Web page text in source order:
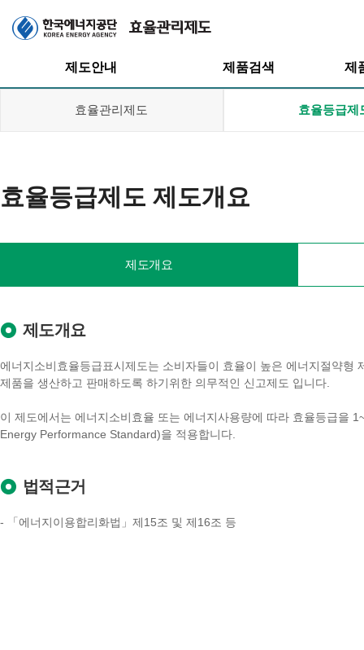
제도안내
효율관리제도
제품검색
효율등급제도
제
효율관리제도 효율등급제
효율등급제도 제도개요
제도개요
제도개요
에너지소비효율등급표시제도는 소비자들이 효율이 높은 에너지절약
제품을 생산하고 판매하도록 하기위한 의무적인 신고제도 입니다.
이 제도에서는 에너지소비효율 또는 에너지사용량에 따라 효율등급을
Energy Performance Standard)을 적용합니다.
법적근거
- 「에너지이용합리화법」제15조 및 제16조 등